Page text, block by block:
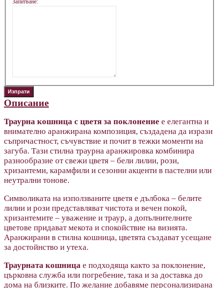
Запитване:
Описание
Траурна кошница с цветя за поклонение е елегантна и
внимателно аранжирана композиция, създадена да изрази
съпричастност, съчувствие и почит в тежки моменти на
загуба. Тази стилна траурна аранжировка комбинира
разнообразие от свежи цветя – бели лилии, рози,
хризантеми, карамфили и сезонни акценти в пастелни или
неутрални тонове.
Символиката на използваните цветя е дълбока – белите
лилии и рози представляват чистота и вечен покой,
хризантемите – уважение и траур, а допълнителните
цветове придават мекота и спокойствие на визията.
Аранжирани в стилна кошница, цветята създават усещане
за достойнство и утеха.
Траурната кошница е подходяща както за поклонение,
църковна служба или погребение, така и за доставка до
дома на близките. По желание добавяме персонализирана